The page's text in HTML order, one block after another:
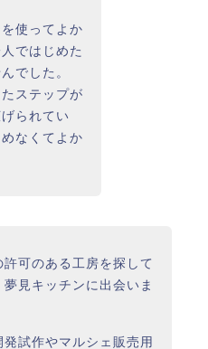
使ってよか
ではじめた
でした。
ステップが
られてい
なくてよか
可のある工房を探して
見キッチンに出会いま
発試作やマルシェ販売用